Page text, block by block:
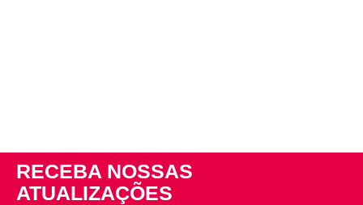
RECEBA NOSSAS
ATUALIZAÇÕES